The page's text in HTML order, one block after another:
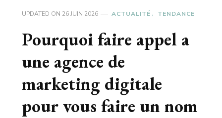
UPDATED ON 26 JUIN 2026 ACTUALITÉ TENDANCE
Pourquoi faire appel a
une agence de
marketing digitale
pour vous faire un nom